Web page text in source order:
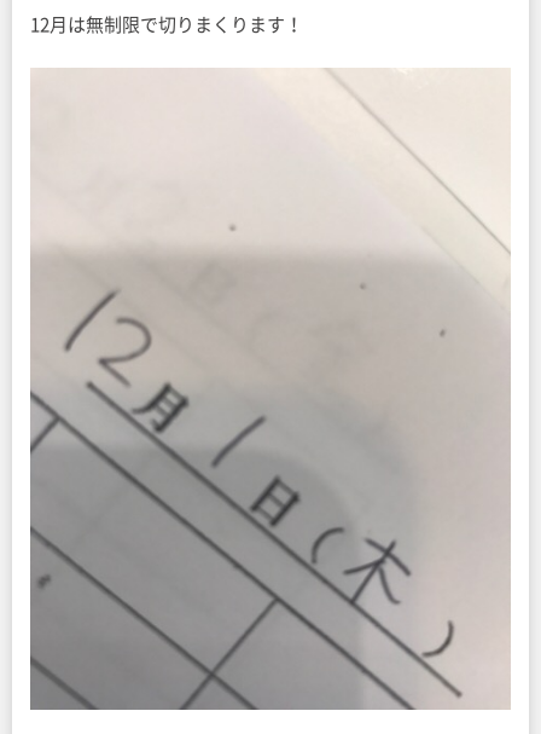
12月は無制限で切りまくります！